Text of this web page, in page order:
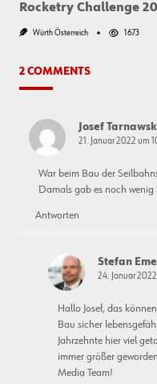
Rocketry Challenge
Würth Österreich 1673
2 COMMENTS
Josef
21. Januar 2022 um
War beim Bau der
Damals gab es noch wenig
Antworten
Stefan
24. Januar
Hallo Josef, das
Bau sicher
Jahrzehnte hier viel
immer größer
Media Team!